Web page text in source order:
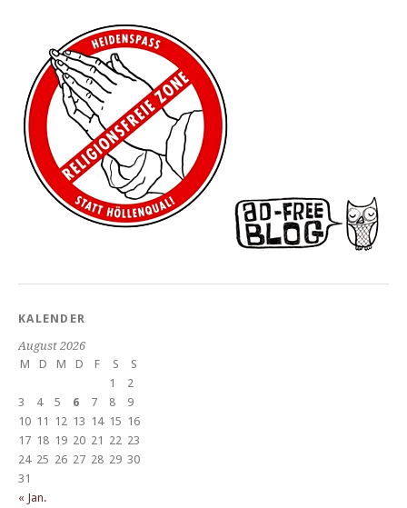
KALENDER
August 2026
M
D M D F S
S
1
2
3
4 5 6 7 8
9
10 11 12 13 14 15 16
17 18 19 20 21 22 23
24 25 26 27 28 29 30
31
« Jan.